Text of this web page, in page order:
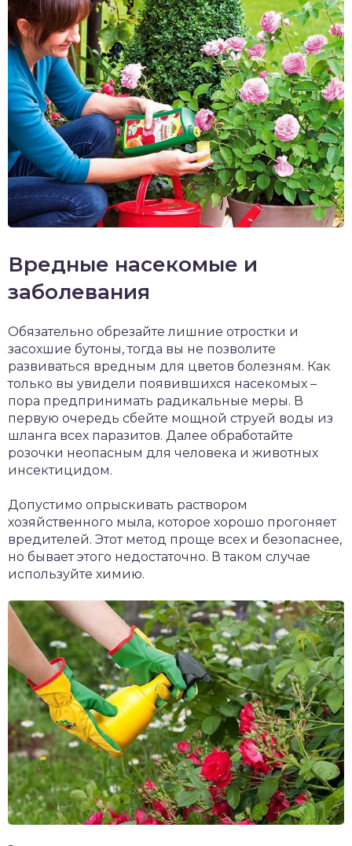
Вредные насекомые и
заболевания
Обязательно обрезайте лишние отростки и
засохшие бутоны, тогда вы не позволите
развиваться вредным для цветов болезням. Как
только вы увидели появившихся насекомых –
пора предпринимать радикальные меры. В
первую очередь сбейте мощной струей воды из
шланга всех паразитов. Далее обработайте
розочки неопасным для человека и животных
инсектицидом.
Допустимо опрыскивать раствором
хозяйственного мыла, которое хорошо прогоняет
вредителей. Этот метод проще всех и безопаснее,
но бывает этого недостаточно. В таком случае
используйте химию.